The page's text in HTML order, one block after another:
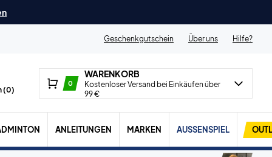
Geschenkgutschein
Über uns Hilfe?
(0)
0
WARENKORB
Kostenloser Versand bei Einkäufen über
99 €
ANLEITUNGEN MARKEN AUSSENSPIEL